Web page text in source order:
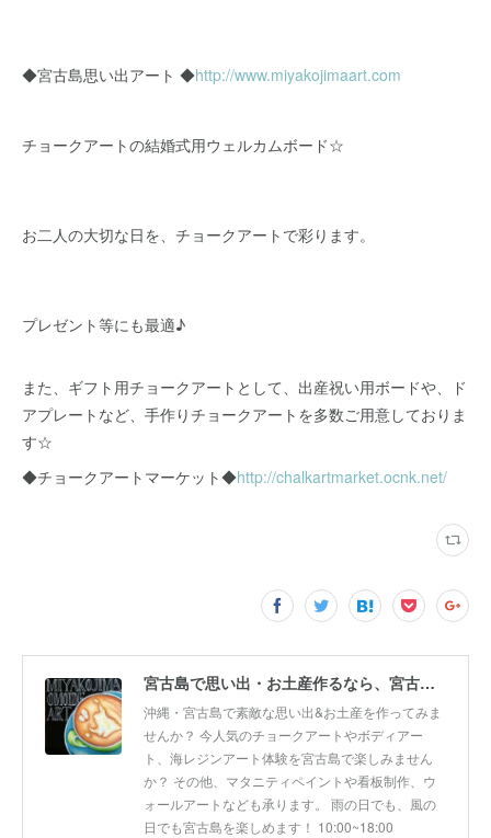
◆宮古島思い出アート ◆http://www.miyakojimaart.com
チョークアートの結婚式用ウェルカムボード☆
お二人の大切な日を、チョークアートで彩ります。
プレゼント等にも最適♪
また、ギフト用チョークアートとして、出産祝い用ボードや、ド
アプレートなど、手作りチョークアートを多数ご用意しておりま
す☆
◆チョークアートマーケット◆http://chalkartmarket.ocnk.net/
宮古島で思い出・お土産作るなら、宮古島思い出アート。人気のボディアートやチョークアート、海レジンアート体験が楽しめます！
沖縄・宮古島で素敵な思い出&お土産を作ってみま
せんか？ 今人気のチョークアートやボディアー
ト、海レジンアート体験を宮古島で楽しみません
か？ その他、マタニティペイントや看板制作、ウ
ォールアートなども承ります。 雨の日でも、風の
日でも宮古島を楽しめます！ 10:00~18:00